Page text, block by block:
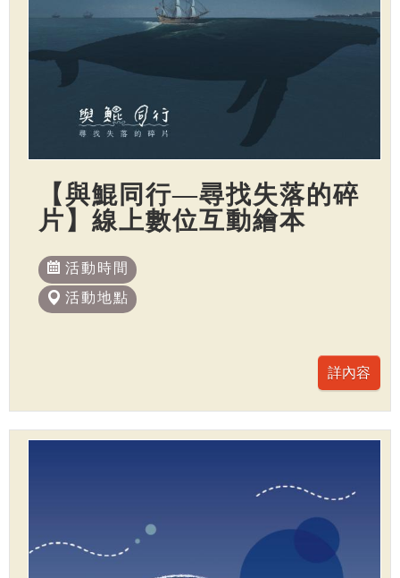
【與鯤同行—尋找失落的碎
片】線上數位互動繪本
活動時間
活動地點